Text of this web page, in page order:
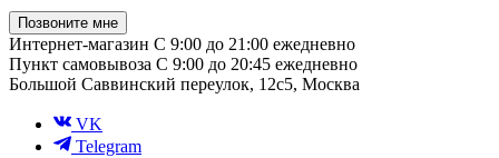
Позвоните мне
Интернет-магазин С 9:00 до 21:00 ежедневно
Пункт самовывоза С 9:00 до 20:45 ежедневно
Большой Саввинский переулок, 12с5, Москва
VK
Telegram